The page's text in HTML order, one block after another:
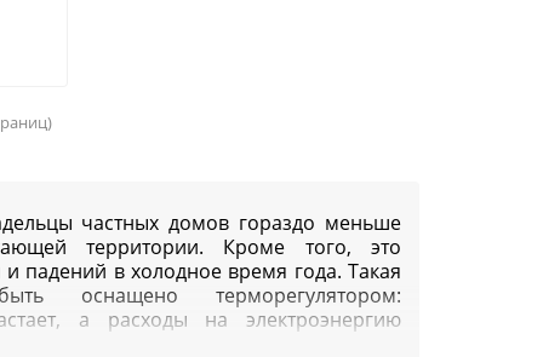
частных домов гораздо меньше
территории. Кроме того, это
падений в холодное время года. Такая
оснащено терморегулятором:
а расходы на электроэнергию